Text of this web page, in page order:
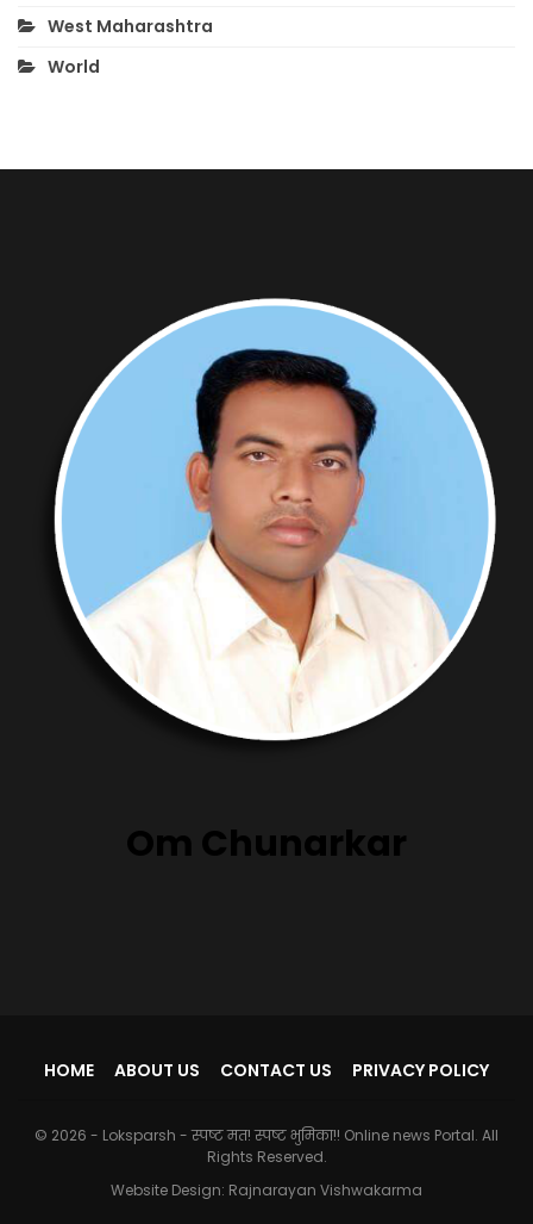
West Maharashtra
World
Om Chunarkar
HOME ABOUT US CONTACT US PRIVACY POLICY
© 2026 - Loksparsh - स्पष्ट मत! स्पष्ट भुमिका!! Online news Portal. All
Rights Reserved.
Website Design: Rajnarayan Vishwakarma